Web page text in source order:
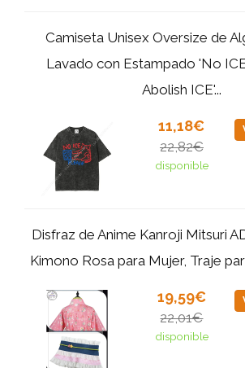
Camiseta Unisex Oversize de
Lavado con Estampado 'No
Abolish ICE'...
11,18€
22,82€
disponible
Disfraz de Anime Kanroji Mitsuri
Kimono Rosa para Mujer, Traje
19,59€
22,01€
disponible